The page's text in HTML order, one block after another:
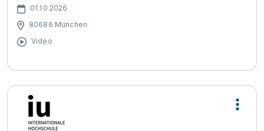
01.10.2026
80686 München
Video